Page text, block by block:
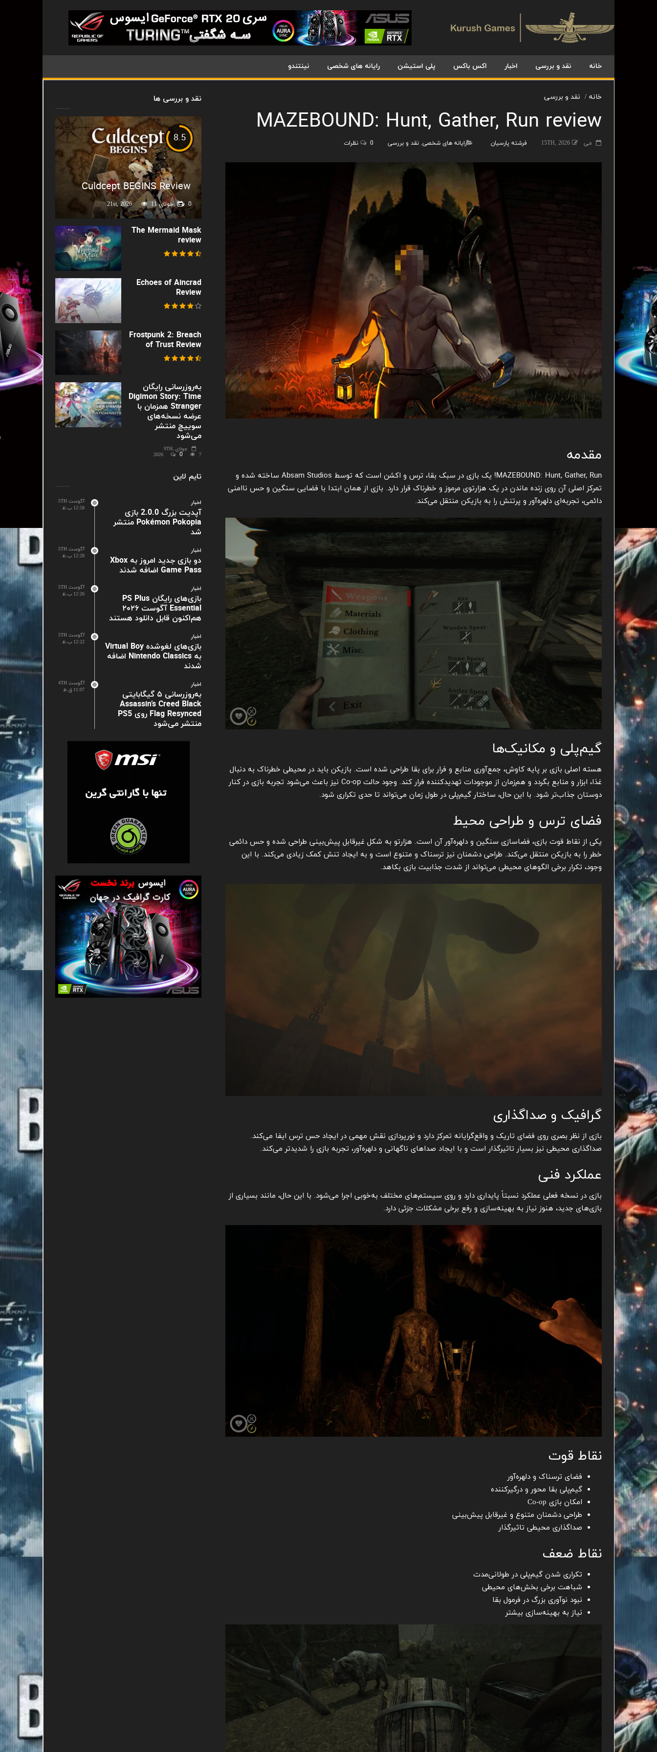
خانه نقد و بررسی اخبار اکس باکس پلی استیشن رایانه های شخصی نینتندو
خانه نقد و بررسی
MAZEBOUND: Hunt, Gather, Run review
می 15TH, 2026 فرشته پارسیان رایانه های شخصی, نقد و بررسی 0 نظرات
مقدمه
MAZEBOUND: Hunt, Gather, Run! یک بازی در سبک بقا، ترس و اکشن است که توسط Absam Studios ساخته شده و
تمرکز اصلی آن روی زنده ماندن در یک هزارتوی مرموز و خطرناک قرار دارد. بازی از همان ابتدا با فضایی سنگین و حس ناامنی
دائمی، تجربه‌ای دلهره‌آور و پرتنش را به بازیکن منتقل می‌کند.
گیم‌پلی و مکانیک‌ها
هسته اصلی بازی بر پایه کاوش، جمع‌آوری منابع و فرار برای بقا طراحی شده است. بازیکن باید در محیطی خطرناک به دنبال
غذا، ابزار و منابع بگردد و هم‌زمان از موجودات تهدیدکننده فرار کند. وجود حالت Co-op نیز باعث می‌شود تجربه بازی در کنار
دوستان جذاب‌تر شود. با این حال، ساختار گیم‌پلی در طول زمان می‌تواند تا حدی تکراری شود.
فضای ترس و طراحی محیط
یکی از نقاط قوت بازی، فضاسازی سنگین و دلهره‌آور آن است. هزارتو به شکل غیرقابل پیش‌بینی طراحی شده و حس دائمی
خطر را به بازیکن منتقل می‌کند. طراحی دشمنان نیز ترسناک و متنوع است و به ایجاد تنش کمک زیادی می‌کند. با این
وجود، تکرار برخی الگوهای محیطی می‌تواند از شدت جذابیت بازی بکاهد.
گرافیک و صداگذاری
بازی از نظر بصری روی فضای تاریک و واقع‌گرایانه تمرکز دارد و نورپردازی نقش مهمی در ایجاد حس ترس ایفا می‌کند.
صداگذاری محیطی نیز بسیار تاثیرگذار است و با ایجاد صداهای ناگهانی و دلهره‌آور، تجربه بازی را شدیدتر می‌کند.
عملکرد فنی
بازی در نسخه فعلی عملکرد نسبتاً پایداری دارد و روی سیستم‌های مختلف به‌خوبی اجرا می‌شود. با این حال، مانند بسیاری از
بازی‌های جدید، هنوز نیاز به بهینه‌سازی و رفع برخی مشکلات جزئی دارد.
نقاط قوت
فضای ترسناک و دلهره‌آور
گیم‌پلی بقا محور و درگیرکننده
امکان بازی Co-op
طراحی دشمنان متنوع و غیرقابل پیش‌بینی
صداگذاری محیطی تاثیرگذار
نقاط ضعف
تکراری شدن گیم‌پلی در طولانی‌مدت
شباهت برخی بخش‌های محیطی
نبود نوآوری بزرگ در فرمول بقا
نیاز به بهینه‌سازی بیشتر
نقد و بررسی ها
8.5
Culdcept BEGINS Review
جولای 21st, 202611 0
The Mermaid Mask
review
Echoes of Aincrad
Review
Frostpunk 2: Breach
of Trust Review
به‌روزرسانی رایگان
Digimon Story: Time
Stranger همزمان با
عرضه نسخه‌های
سوییچ منتشر
می‌شود
جولای 9TH,
2026
0 7
تایم لاین
آگوست 5TH
12:58 ب.ظ
اخبار
آپدیت بزرگ 2.0.0 بازی
Pokémon Pokopia منتشر
شد
آگوست 5TH
12:28 ب.ظ
اخبار
دو بازی جدید امروز به Xbox
Game Pass اضافه شدند
آگوست 5TH
12:26 ب.ظ
اخبار
بازی‌های رایگان PS Plus
Essential آگوست ۲۰۲۶
هم‌اکنون قابل دانلود هستند
آگوست 5TH
12:22 ب.ظ
اخبار
بازی‌های لغوشده Virtual Boy
به Nintendo Classics اضافه
شدند
آگوست 4TH
11:07 ق.ظ
اخبار
به‌روزرسانی ۵ گیگابایتی
Assassin’s Creed Black
Flag Resynced روی PS5
منتشر می‌شود